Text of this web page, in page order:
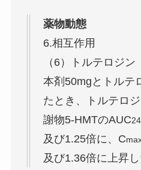
薬物動態
6.相互作用
（6）トルテロジン
本剤50mgとトルテ
たとき、トルテロ
謝物5-HMTのAUC
及び1.25倍に、C
及び1.36倍に上昇し